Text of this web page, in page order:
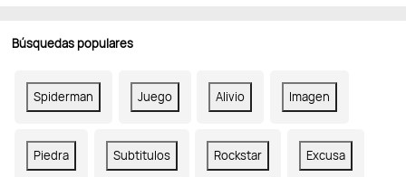
Búsquedas populares
Spiderman Juego Alivio Imagen
Piedra Subtitulos Rockstar Excusa